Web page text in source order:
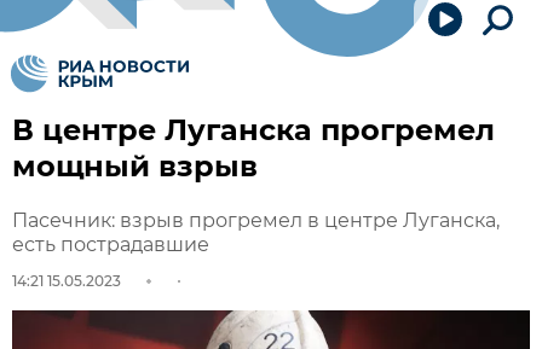
В центре Луганска прогремел
мощный взрыв
Пасечник: взрыв прогремел в центре Луганска,
есть пострадавшие
14:21 15.05.2023